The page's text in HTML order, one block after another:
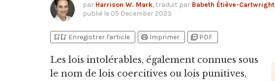
par Harrison W. Mark, traduit par Babeth Étiève-Cartwright
publié le 05 December 2023
bookmark_addbookmark_added Enregistrer l'article print Imprimer picture_as_pdf PDF
Les lois intolérables, également connues sous
le nom de lois coercitives ou lois punitives,